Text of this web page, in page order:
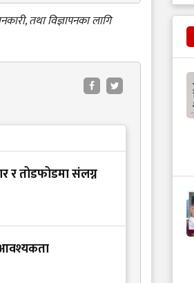
तथा विज्ञापनका लागि
र तोडफोडमा संलग्न